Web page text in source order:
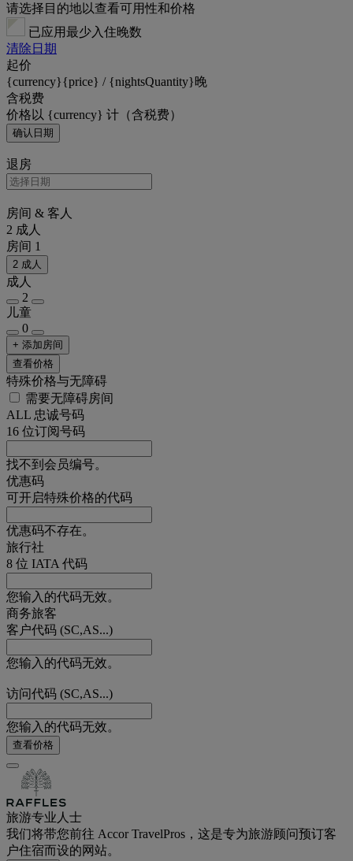
请选择目的地以查看可用性和价格
已应用最少入住晚数
清除日期
起价
{currency}{price} / {nightsQuantity}晚
含税费
价格以 {currency} 计（含税费）
确认日期
退房
房间 & 客人
2 成人
房间 1
2 成人
成人
2
儿童
0
+ 添加房间
查看价格
特殊价格与无障碍
需要无障碍房间
ALL 忠诚号码
16 位订阅号码
找不到会员编号。
优惠码
可开启特殊价格的代码
优惠码不存在。
旅行社
8 位 IATA 代码
您输入的代码无效。
商务旅客
客户代码 (SC,AS...)
您输入的代码无效。
访问代码 (SC,AS...)
您输入的代码无效。
查看价格
旅游专业人士
我们将带您前往 Accor TravelPros，这是专为旅游顾问预订客
户住宿而设的网站。